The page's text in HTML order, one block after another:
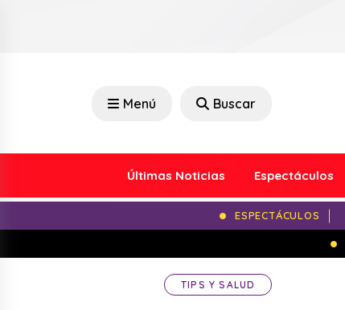
Menú Buscar
Últimas Noticias Espectáculos
ESPECTÁCULOS
TIPS Y SALUD